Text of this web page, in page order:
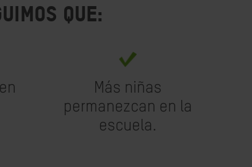
que:
Más niñas
permanezcan en la
escuela.